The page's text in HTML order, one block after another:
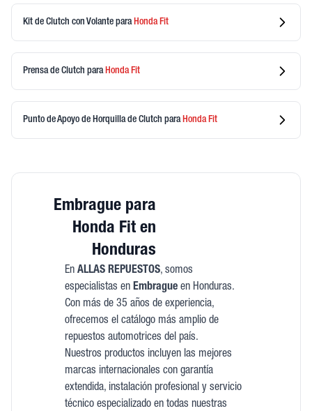
Kit de Clutch con Volante para HondaFit
Prensa de Clutch para HondaFit
Punto de Apoyo de Horquilla de Clutch para HondaFit
Embrague para
Honda Fit en
Honduras
En ALLAS REPUESTOS, somos
especialistas en Embragueen Honduras.
Con más de 35 años de experiencia,
ofrecemos el catálogo más amplio de
repuestos automotrices del país.
Nuestros productos incluyen las mejores
marcas internacionales con garantía
extendida, instalación profesional y servicio
técnico especializado en todas nuestras